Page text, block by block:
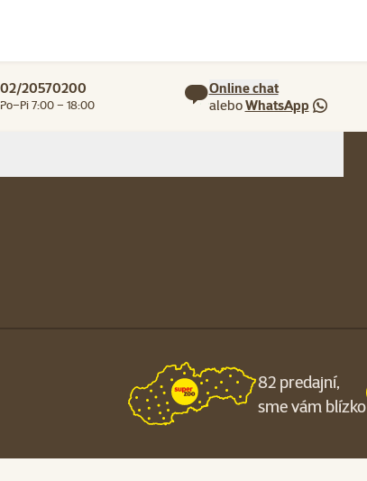
02/20570200
Po–Pi 7:00 – 18:00
Online chat
aleboWhatsApp
82 predajní,
sme vám blízko